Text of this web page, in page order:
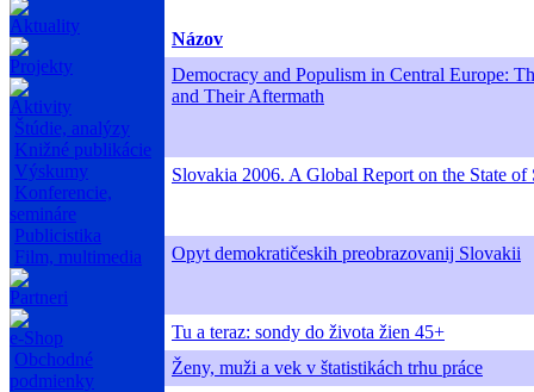
Aktuality
Projekty
Aktivity
Štúdie, analýzy
Knižné publikácie
Výskumy
Konferencie,
semináre
Publicistika
Film, multimedia
Partneri
e-Shop
Obchodné
podmienky
Názov
Democracy and Populism in Central Europe:
and Their Aftermath
Slovakia 2006. A Global Report on the State of
Opyt demokratičeskih preobrazovanij Slovakii
Tu a teraz: sondy do života žien 45+
Ženy, muži a vek v štatistikách trhu práce